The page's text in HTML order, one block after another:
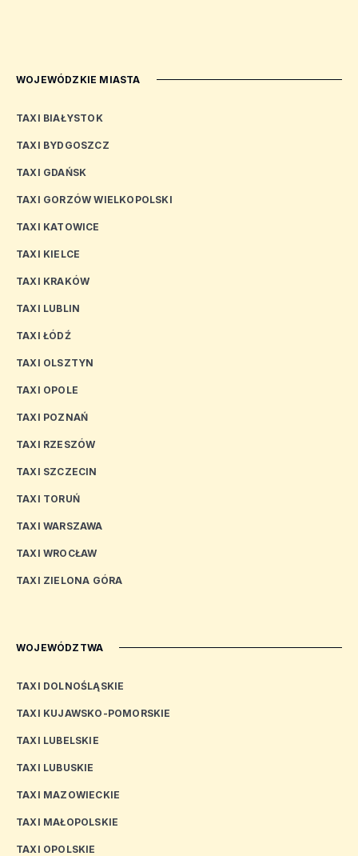
WOJEWÓDZKIE MIASTA
TAXI BIAŁYSTOK
TAXI BYDGOSZCZ
TAXI GDAŃSK
TAXI GORZÓW WIELKOPOLSKI
TAXI KATOWICE
TAXI KIELCE
TAXI KRAKÓW
TAXI LUBLIN
TAXI ŁÓDŹ
TAXI OLSZTYN
TAXI OPOLE
TAXI POZNAŃ
TAXI RZESZÓW
TAXI SZCZECIN
TAXI TORUŃ
TAXI WARSZAWA
TAXI WROCŁAW
TAXI ZIELONA GÓRA
WOJEWÓDZTWA
TAXI DOLNOŚLĄSKIE
TAXI KUJAWSKO-POMORSKIE
TAXI LUBELSKIE
TAXI LUBUSKIE
TAXI MAZOWIECKIE
TAXI MAŁOPOLSKIE
TAXI OPOLSKIE